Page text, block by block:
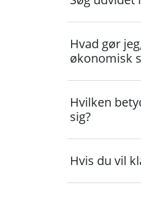
Hvad gør
økonomisk
Hvilken
sig?
Hvis du vil